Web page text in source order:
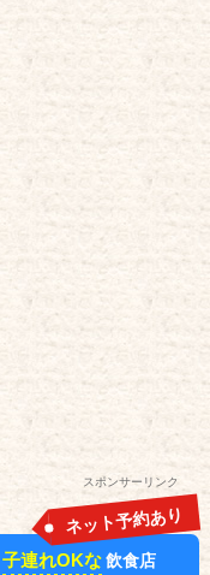
スポンサーリンク
子連れOKな 飲食店
ネット予約あり